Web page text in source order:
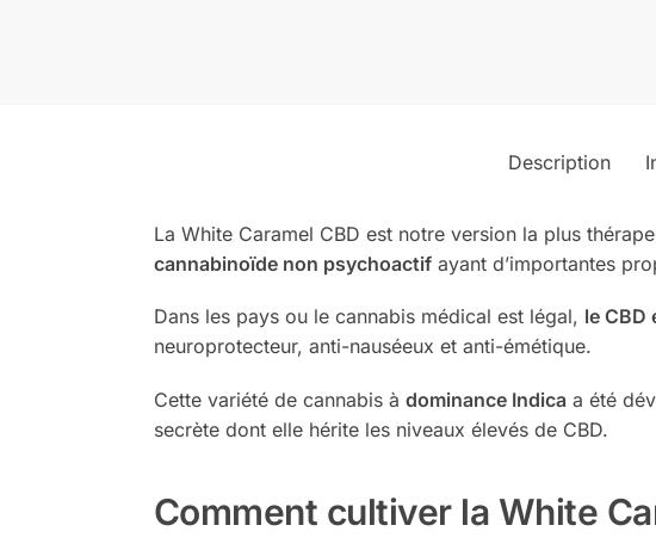
Description
La White Caramel CBD est notre version la plus
cannabinoïde non psychoactifayant d’importantes
Dans les pays ou le cannabis médical est légal, le CBD
neuroprotecteur, anti-nauséeux et anti-émétique.
Cette variété de cannabis à dominance Indica a été
secrète dont elle hérite les niveaux élevés de CBD.
Comment cultiver la White